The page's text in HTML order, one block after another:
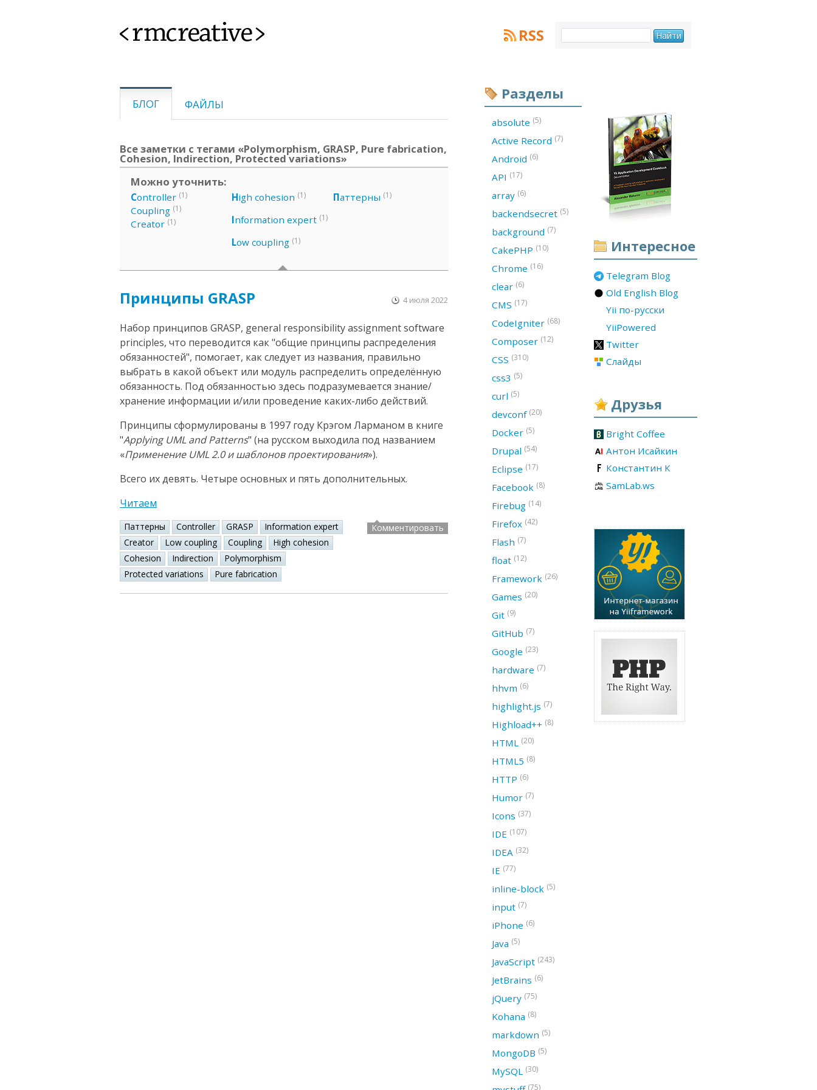
<rmcreative> RSS
БЛОГ ФАЙЛЫ
Все заметки с тегами «Polymorphism, GRASP, Pure fabrication,
Cohesion, Indirection, Protected variations»
Можно уточнить:
Controller (1)
Coupling (1)
Creator (1)
High cohesion (1)
Information expert (1)
Low coupling (1)
Паттерны (1)
Принципы GRASP 4 июля 2022
Набор принципов GRASP, general responsibility assignment software
principles, что переводится как "общие принципы распределения
обязанностей", помогает, как следует из названия, правильно
выбрать в какой объект или модуль распределить определённую
обязанность. Под обязанностью здесь подразумевается знание/
хранение информации и/или проведение каких-либо действий.
Принципы сформулированы в 1997 году Крэгом Ларманом в книге
"Applying UML and Patterns" (на русском выходила под названием
«Применение UML 2.0 и шаблонов проектирования»).
Всего их девять. Четыре основных и пять дополнительных.
Читаем
Паттерны Controller GRASP
Information expert
Creator
Low coupling Coupling
High cohesion
Cohesion
Indirection
Polymorphism
Protected variations
Pure fabrication
Комментировать
Интересное
Telegram Blog
Old English Blog
Yii по-русски
YiiPowered
Twitter
Слайды
Друзья
Bright Coffee
Антон Исайкин
Константин К
SamLab.ws
Разделы
absolute (5)
Active Record (7)
Android (6)
API (17)
array (6)
backendsecret (5)
background (7)
CakePHP (10)
Chrome (16)
clear (6)
CMS (17)
CodeIgniter (68)
Composer (12)
CSS (310)
css3 (5)
curl (5)
devconf (20)
Docker (5)
Drupal (54)
Eclipse (17)
Facebook (8)
Firebug (14)
Firefox (42)
Flash (7)
float (12)
Framework (26)
Games (20)
Git (9)
GitHub (7)
Google (23)
hardware (7)
hhvm (6)
highlight.js (7)
Highload++ (8)
HTML (20)
HTML5 (8)
HTTP (6)
Humor (7)
Icons (37)
IDE (107)
IDEA (32)
IE (77)
inline-block (5)
input (7)
iPhone (6)
Java (5)
JavaScript (243)
JetBrains (6)
jQuery (75)
Kohana (8)
markdown (5)
MongoDB (5)
MySQL (30)
(75)